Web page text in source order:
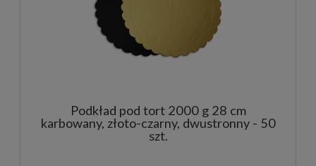
Podkład pod tort 2000 g 28 cm
karbowany, złoto-czarny, dwustronny - 50
szt.